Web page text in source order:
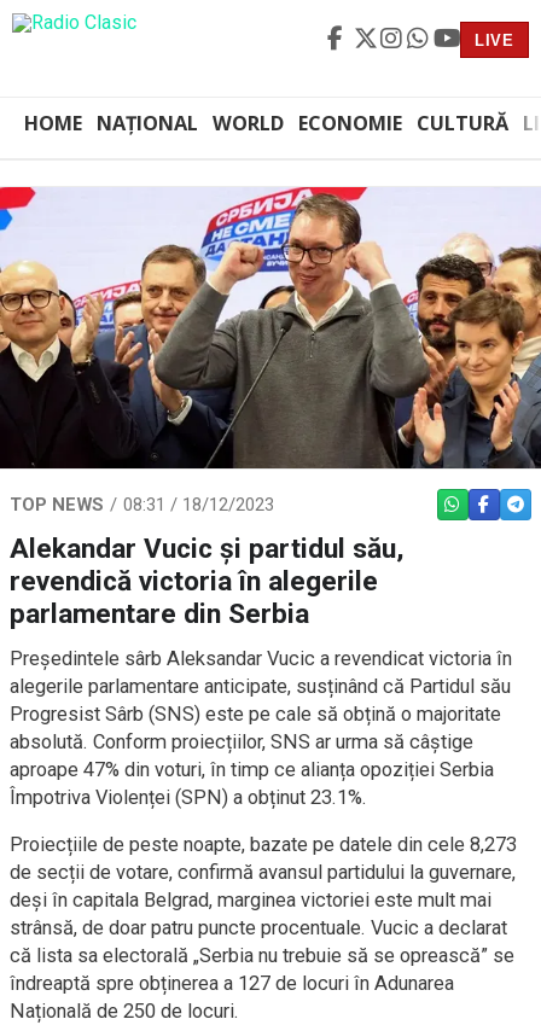
LIVE
HOME NAȚIONAL WORLD ECONOMIE CULTURĂ
TOP NEWS 08:31 / 18/12/2023 WHATSAPP
Alekandar Vucic și partidul său,
revendică victoria în alegerile
parlamentare din Serbia
Președintele sârb Aleksandar Vucic a revendicat victoria în
alegerile parlamentare anticipate, susținând că Partidul său
Progresist Sârb (SNS) este pe cale să obțină o majoritate
absolută. Conform proiecțiilor, SNS ar urma să câștige
aproape 47% din voturi, în timp ce alianța opoziției Serbia
Împotriva Violenței (SPN) a obținut 23.1%.
Proiecțiile de peste noapte, bazate pe datele din cele 8,273
de secții de votare, confirmă avansul partidului la guvernare,
deși în capitala Belgrad, marginea victoriei este mult mai
strânsă, de doar patru puncte procentuale. Vucic a declarat
că lista sa electorală „Serbia nu trebuie să se oprească” se
îndreaptă spre obținerea a 127 de locuri în Adunarea
Națională de 250 de locuri.